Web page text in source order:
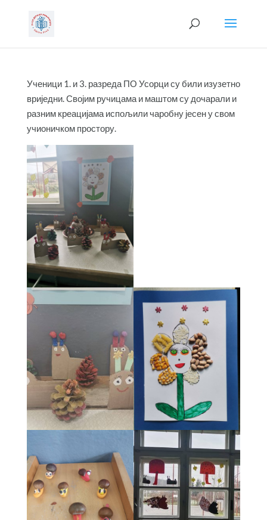
Ученици 1. и 3. разреда ПО Усорци су били изузетно
вриједни. Својим ручицама и маштом су дочарали и
разним креацијама испољили чаробну јесен у свом
учионичком простору.